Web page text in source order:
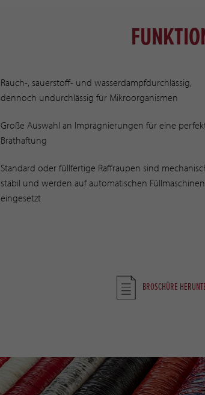
Rauch-, sauerstoff- und wasserdampfdurchlässig,
dennoch undurchlässig für Mikroorganismen
Große Auswahl an Imprägnierungen für eine
Bräthaftung
Standard oder füllfertige Raffraupen sind
stabil und werden auf automatischen Füllmaschinen
eingesetzt
BROSCHÜRE